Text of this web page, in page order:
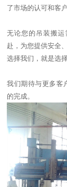
了市场的认可和客
无论您的吊装搬
赴，为您提供安全
选择我们，就是选
我们期待与更多客
的完成。